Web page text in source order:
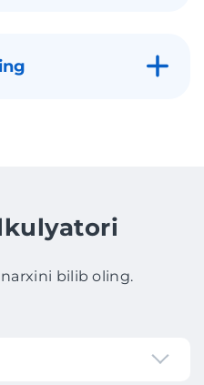
bilib oling.